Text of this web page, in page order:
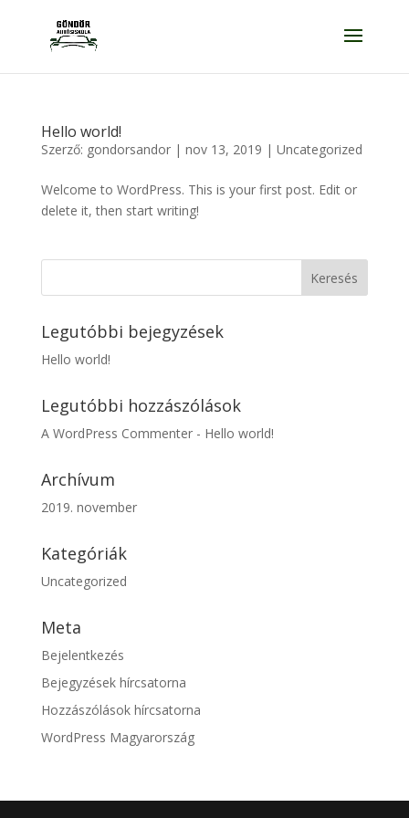
Hello world!
Szerző: gondorsandor| nov 13, 2019 | Uncategorized
Welcome to WordPress. This is your first post. Edit or
delete it, then start writing!
Legutóbbi bejegyzések
Hello world!
Legutóbbi hozzászólások
A WordPress Commenter- Hello world!
Archívum
2019. november
Kategóriák
Uncategorized
Meta
Bejelentkezés
Bejegyzések hírcsatorna
Hozzászólások hírcsatorna
WordPress Magyarország